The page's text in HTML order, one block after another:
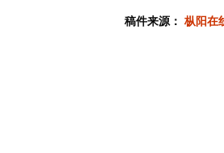
稿件来源： 枞阳在